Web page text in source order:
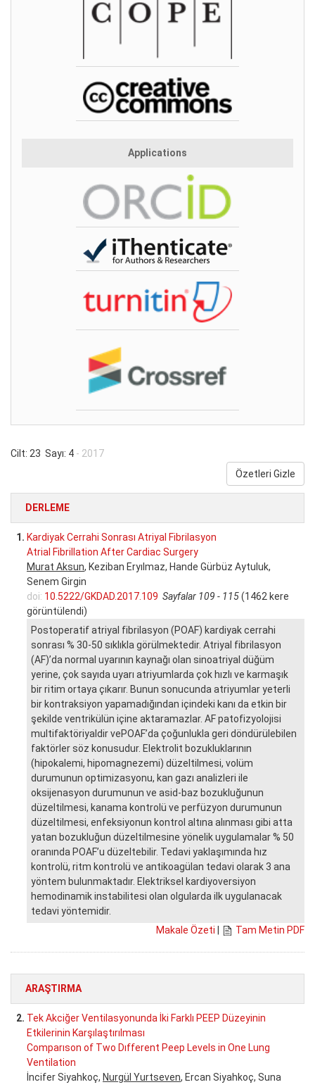
Applications
Cilt: 23 Sayı: 4 - 2017
Özetleri Gizle
DERLEME
1. Kardiyak Cerrahi Sonrası Atriyal Fibrilasyon
Atrial Fibrillation After Cardiac Surgery
Murat Aksun, Keziban Eryılmaz, Hande Gürbüz Aytuluk,
Senem Girgin
doi: 10.5222/GKDAD.2017.109 Sayfalar 109 - 115(1462 kere
görüntülendi)
Postoperatif atriyal fibrilasyon (POAF) kardiyak cerrahi
sonrası % 30-50 sıklıkla görülmektedir. Atriyal fibrilasyon
(AF)’da normal uyarının kaynağı olan sinoatriyal düğüm
yerine, çok sayıda uyarı atriyumlarda çok hızlı ve karmaşık
bir ritim ortaya çıkarır. Bunun sonucunda atriyumlar yeterli
bir kontraksiyon yapamadığından içindeki kanı da etkin bir
şekilde ventrikülün içine aktaramazlar. AF patofizyolojisi
multifaktöriyaldir vePOAF’da çoğunlukla geri döndürülebilen
faktörler söz konusudur. Elektrolit bozukluklarının
(hipokalemi, hipomagnezemi) düzeltilmesi, volüm
durumunun optimizasyonu, kan gazı analizleri ile
oksijenasyon durumunun ve asid-baz bozukluğunun
düzeltilmesi, kanama kontrolü ve perfüzyon durumunun
düzeltilmesi, enfeksiyonun kontrol altına alınması gibi atta
yatan bozukluğun düzeltilmesine yönelik uygulamalar % 50
oranında POAF’u düzeltebilir. Tedavi yaklaşımında hız
kontrolü, ritm kontrolü ve antikoagülan tedavi olarak 3 ana
yöntem bulunmaktadır. Elektriksel kardiyoversiyon
hemodinamik instabilitesi olan olgularda ilk uygulanacak
tedavi yöntemidir.
Makale Özeti | Tam Metin PDF
ARAŞTIRMA
2. Tek Akciğer Ventilasyonunda İki Farklı PEEP Düzeyinin
Etkilerinin Karşılaştırılması
Comparıson of Two Dıfferent Peep Levels in One Lung
Ventilation
İncifer Siyahkoç, Nurgül Yurtseven, Ercan Siyahkoç, Suna